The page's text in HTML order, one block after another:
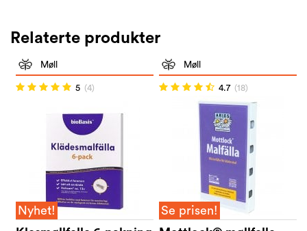
Relaterte produkter
Møll
5 (4)
Nyhet!
Møll
4.7 (18)
Se prisen!